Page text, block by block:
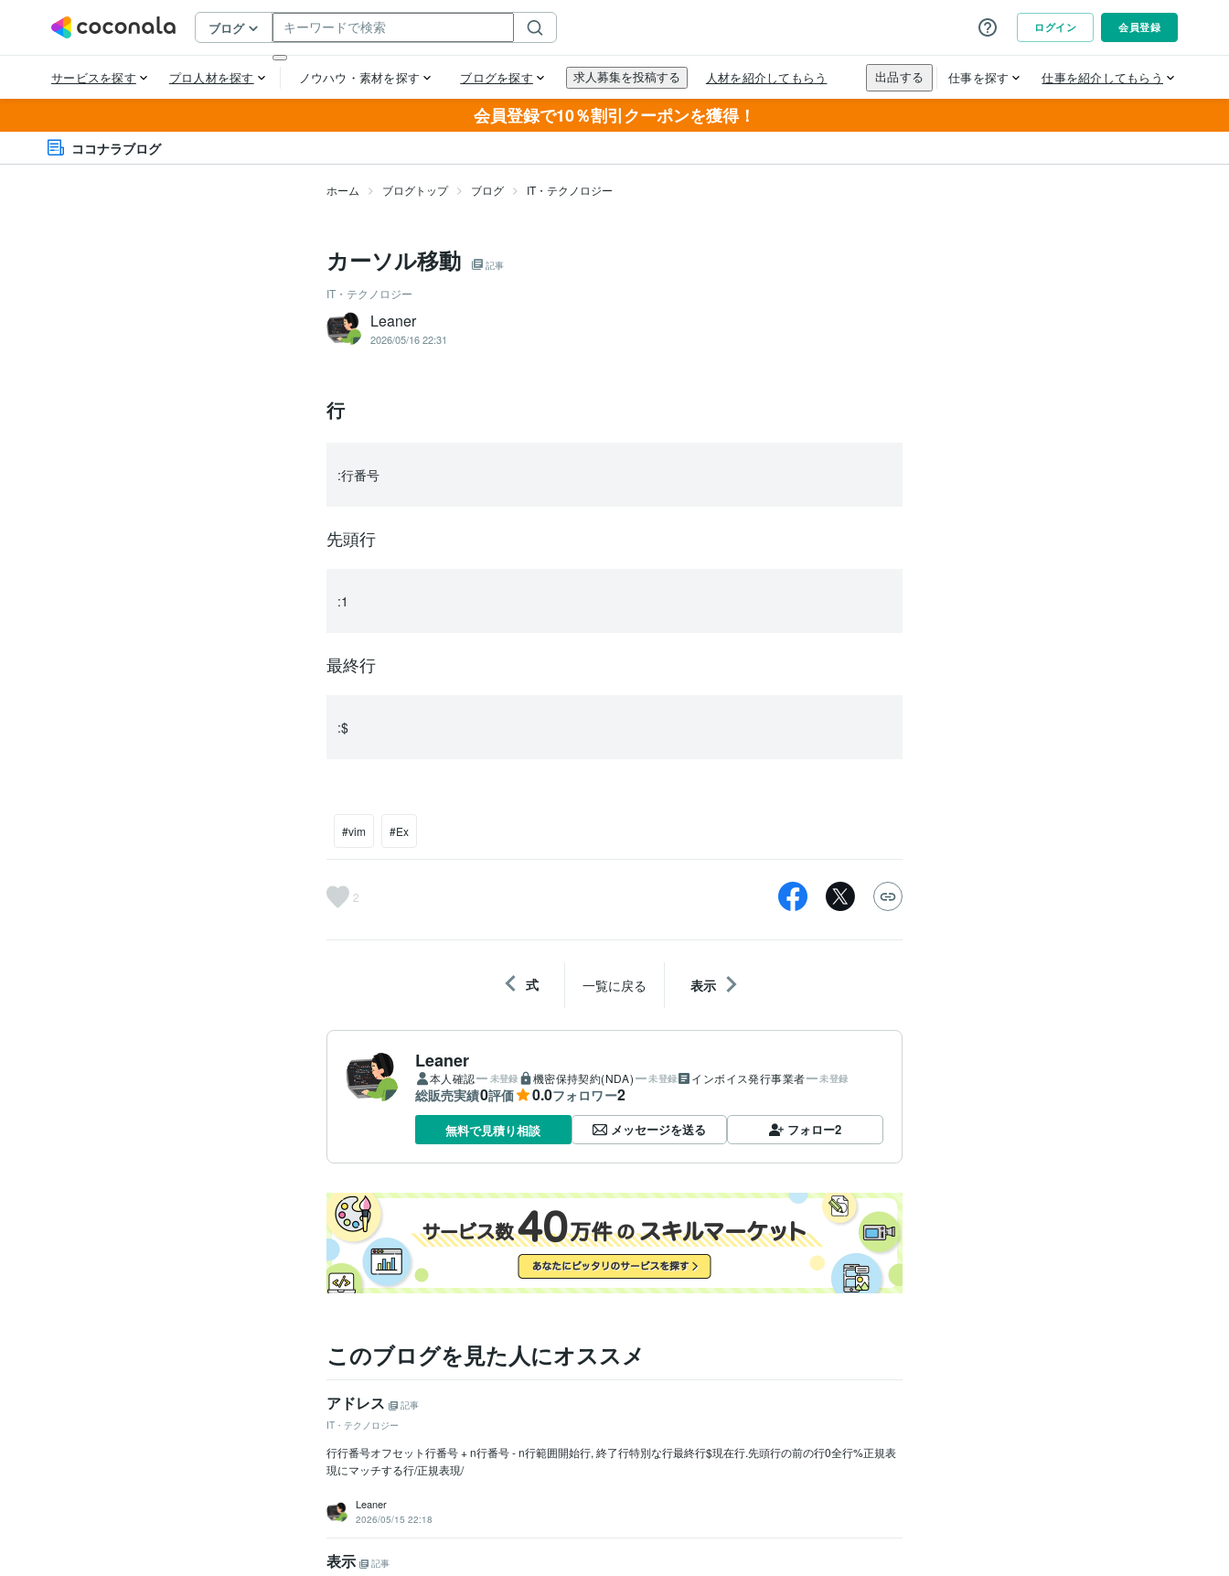
会員登録で10％割引クーポンを獲得！
ココナラブログ
ホーム ブログトップ ブログ IT・テクノロジー
カーソル移動 記事
IT・テクノロジー
Leaner
2026/05/16 22:31
行
:行番号
先頭行
:1
最終行
:$
#vim #Ex
2
式 一覧に戻る 表示
Leaner
本人確認 未登録 機密保持契約(NDA) 未登録 インボイス発行事業者 未登録
総販売実績0評価 0.0フォロワー2
無料で見積り相談 メッセージを送る フォロー2
このブログを見た人にオススメ
アドレス
記事
IT・テクノロジー
行行番号オフセット行番号 + n行番号 - n行範囲開始行, 終了行特別な行最終行$現在行.先頭行の前の行0全行%正規表
現にマッチする行/正規表現/
Leaner
2026/05/15 22:18
表示
記事